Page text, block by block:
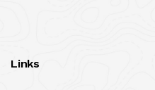
Links